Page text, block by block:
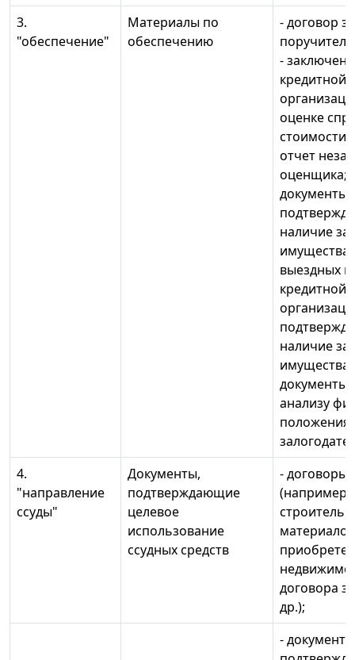
3.
"обеспечение"
Материалы по
обеспечению
- договор
-
кредитной
оценке
стоимости
отчет
оценщика; -
документы,
наличие
имущества;
выездных
кредитной
наличие
имущества;
документы
анализу
положения
4.
"направление
ссуды"
Документы,
подтверждающие
целевое
использование
ссудных средств
- договоры
(например,
договора
др.);
-